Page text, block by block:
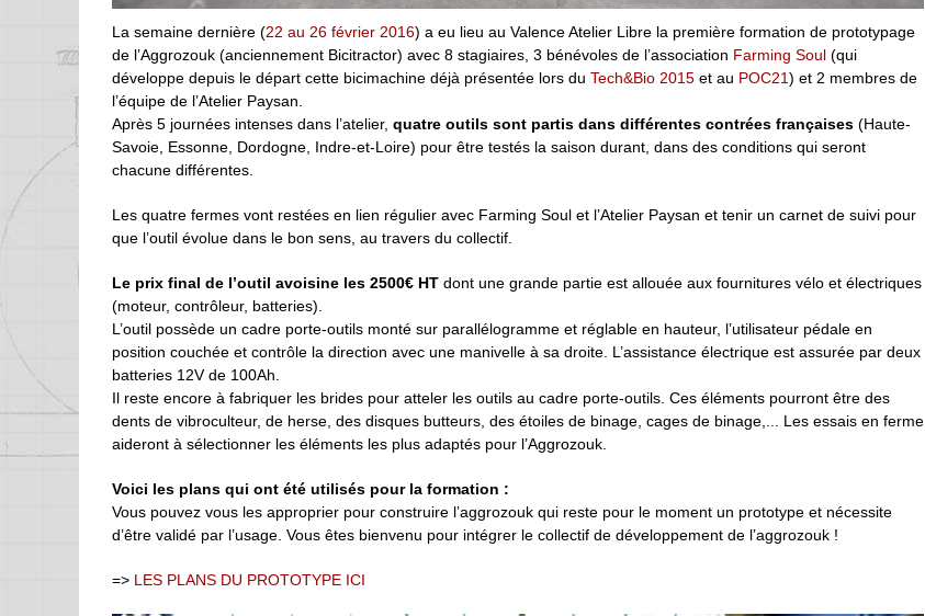
La semaine dernière (22 au 26 février 2016) a eu lieu au Valence Atelier Libre la première formation de prototypage
de l’Aggrozouk (anciennement Bicitractor) avec 8 stagiaires, 3 bénévoles de l’association Farming Soul (qui
développe depuis le départ cette bicimachine déjà présentée lors du Tech&Bio 2015 et au POC21) et 2 membres de
l’équipe de l’Atelier Paysan.
Après 5 journées intenses dans l’atelier, quatre outils sont partis dans différentes contrées françaises (Haute-
Savoie, Essonne, Dordogne, Indre-et-Loire) pour être testés la saison durant, dans des conditions qui seront
chacune différentes.
Les quatre fermes vont restées en lien régulier avec Farming Soul et l’Atelier Paysan et tenir un carnet de suivi pour
que l’outil évolue dans le bon sens, au travers du collectif.
Le prix final de l’outil avoisine les 2500€ HT dont une grande partie est allouée aux fournitures vélo et électriques
(moteur, contrôleur, batteries).
L’outil possède un cadre porte-outils monté sur parallélogramme et réglable en hauteur, l’utilisateur pédale en
position couchée et contrôle la direction avec une manivelle à sa droite. L’assistance électrique est assurée par deux
batteries 12V de 100Ah.
Il reste encore à fabriquer les brides pour atteler les outils au cadre porte-outils. Ces éléments pourront être des
dents de vibroculteur, de herse, des disques butteurs, des étoiles de binage, cages de binage,... Les essais en ferme
aideront à sélectionner les éléments les plus adaptés pour l’Aggrozouk.
Voici les plans qui ont été utilisés pour la formation :
Vous pouvez vous les approprier pour construire l’aggrozouk qui reste pour le moment un prototype et nécessite
d’être validé par l’usage. Vous êtes bienvenu pour intégrer le collectif de développement de l’aggrozouk !
=> LES PLANS DU PROTOTYPE ICI